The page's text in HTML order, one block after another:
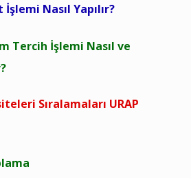
Nasıl Yapılır?
Tercih İşlemi Nasıl ve
Sıralamaları URAP